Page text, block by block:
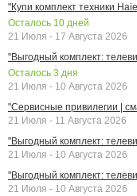
"Купи комплект техники
Осталось 10 дней
21 Июля - 17 Августа 2026
"Выгодный комплект:
Осталось 3 дня
21 Июля - 10 Августа 2026
"Сервисные привилегии |
21 Июля - 11 Августа 2026
"Выгодный комплект:
21 Июля - 10 Августа 2026
"Выгодный комплект:
21 Июля - 10 Августа 2026